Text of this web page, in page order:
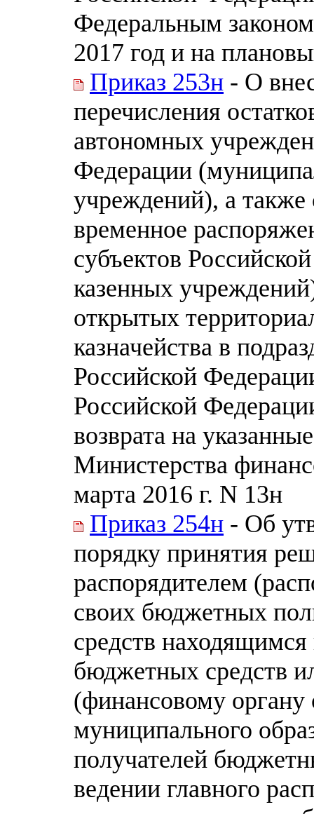
Федеральным
2017 год и на
Приказ 253н - О
перечисления
автономных
Федерации
учреждений), а
временное
субъектов
казенных
открытых
казначейства в
Российской
Российской
возврата на
Министерства
марта 2016 г. N 13н
Приказ 254н - Об
порядку принятия
распорядителем
своих бюджетных
средств
бюджетных средств
(финансовому органу
муниципального
получателей
ведении главного